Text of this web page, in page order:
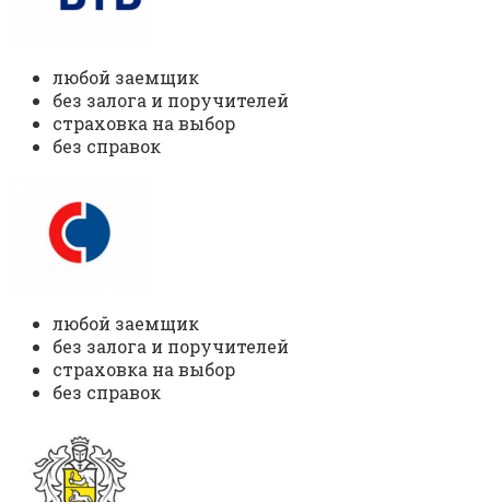
любой заемщик
без залога и поручителей
страховка на выбор
без справок
любой заемщик
без залога и поручителей
страховка на выбор
без справок